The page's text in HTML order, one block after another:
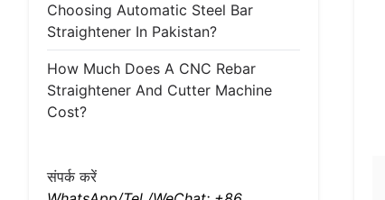
Choosing Automatic Steel Bar
Straightener In Pakistan?
How Much Does A CNC Rebar
Straightener And Cutter Machine
Cost?
संपर्क करें